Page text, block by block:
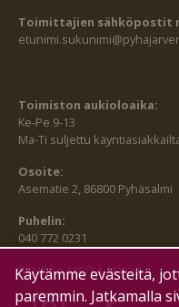
Toimittajien sähköpostit
Toimiston aukioloaika:
Ke-Pe 9-13
Ma-Ti suljettu
Osoite:
Asematie 2, 86800 Pyhäsalmi
Puhelin:
040 772 0231
SEURAA MEITÄ MYÖS:
Käytämme evästeitä,
paremmin. Jatkamalla